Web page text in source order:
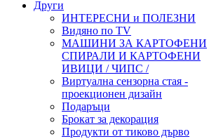
Други
ИНТЕРЕСНИ и ПОЛЕЗНИ
Видяно по TV
МАШИНИ ЗА КАРТОФЕНИ
СПИРАЛИ И КАРТОФЕНИ
ИВИЦИ / ЧИПС /
Виртуална сензорна стая -
проекционен дизайн
Подаръци
Брокат за декорация
Продукти от тиково дърво